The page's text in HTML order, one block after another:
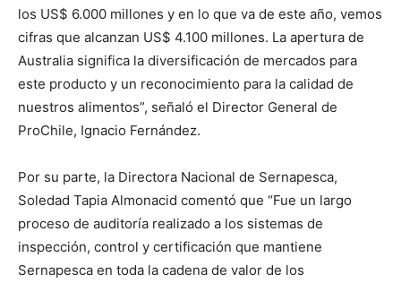
los US$ 6.000 millones y en lo que va de este año, vemos
cifras que alcanzan US$ 4.100 millones. La apertura de
Australia significa la diversificación de mercados para
este producto y un reconocimiento para la calidad de
nuestros alimentos”, señaló el Director General de
ProChile, Ignacio Fernández.
Por su parte, la Directora Nacional de Sernapesca,
Soledad Tapia Almonacid comentó que “Fue un largo
proceso de auditoría realizado a los sistemas de
inspección, control y certificación que mantiene
Sernapesca en toda la cadena de valor de los